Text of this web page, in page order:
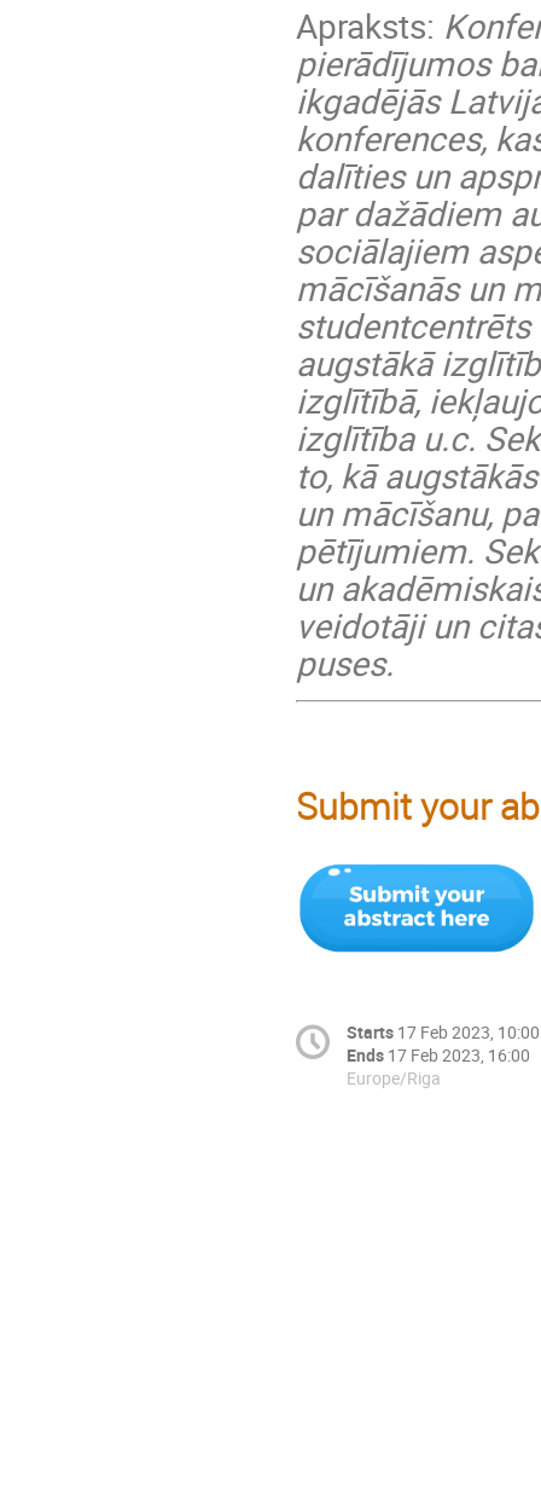
Apraksts:
pierādījumos
ikgadējās
konferences,
dalīties un
par dažādiem
sociālajiem
mācīšanās un
augstākā
izglītībā,
izglītība u.c.
to, kā
un mācīšanu,
pētījumiem.
un
veidotāji un
puses.
Submit your
Starts 17 Feb 2023, 10:00
Ends 17 Feb 2023, 16:00
Europe/Riga